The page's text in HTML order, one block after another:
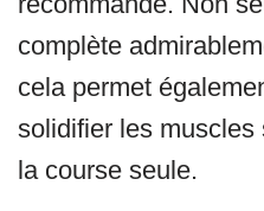
complète
cela permet
solidifier les
la course seule.